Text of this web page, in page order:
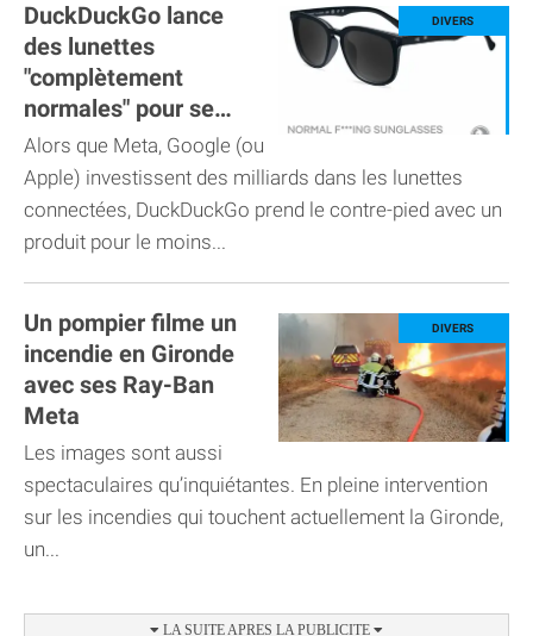
DuckDuckGo lance
des lunettes
"complètement
normales" pour se
moquer des Meta Ray-
Ban
Alors que Meta, Google (ou
Apple) investissent des milliards dans les lunettes
connectées, DuckDuckGo prend le contre-pied avec un
produit pour le moins...
Un pompier filme un
incendie en Gironde
avec ses Ray-Ban
Meta
Les images sont aussi
spectaculaires qu’inquiétantes. En pleine intervention
sur les incendies qui touchent actuellement la Gironde,
un...